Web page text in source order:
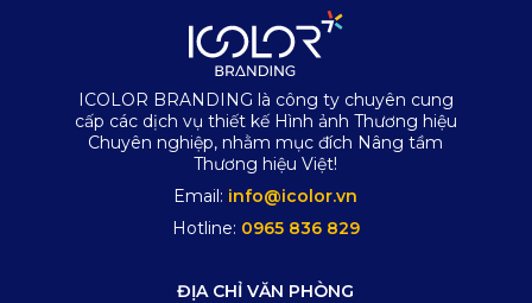
ICOLOR BRANDING là công ty chuyên cung
cấp các dịch vụ thiết kế Hình ảnh Thương hiệu
Chuyên nghiệp, nhằm mục đích Nâng tầm
Thương hiệu Việt!
Email: info@icolor.vn
Hotline: 0965 836 829
ĐỊA CHỈ VĂN PHÒNG